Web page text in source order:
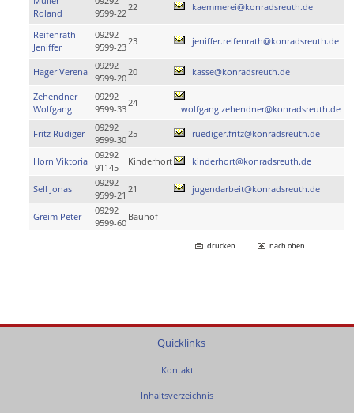
Roland
9599-22
22 kaemmerei@konradsreuth.de
Reifenrath
Jeniffer
09292
9599-23
23 jeniffer.reifenrath@konradsreuth.de
Hager Verena
09292
9599-20
20 kasse@konradsreuth.de
Zehendner
Wolfgang
09292
9599-33
24
wolfgang.zehendner@konradsreuth.de
Fritz Rüdiger
09292
9599-30
25 ruediger.fritz@konradsreuth.de
Horn Viktoria
09292
91145
Kinderhort kinderhort@konradsreuth.de
Sell Jonas
09292
9599-21
21 jugendarbeit@konradsreuth.de
Greim Peter
09292
9599-60
Bauhof
drucken nach oben
Quicklinks
Kontakt
Inhaltsverzeichnis